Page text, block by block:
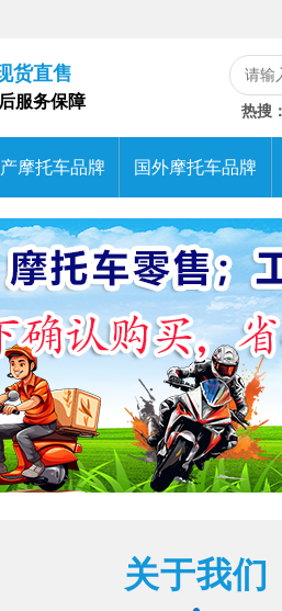
货直售
服务保障
热搜：
摩托车品牌 国外摩托车品牌
关于我们